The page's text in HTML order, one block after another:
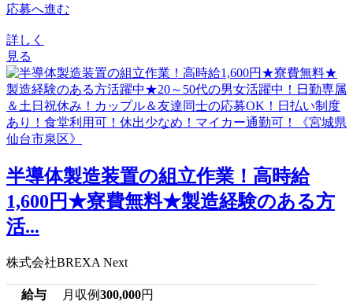
応募へ進む
詳しく
見る
半導体製造装置の組立作業！高時給
1,600円★寮費無料★製造経験のある方
活...
株式会社BREXA Next
給与 月収例300,000円